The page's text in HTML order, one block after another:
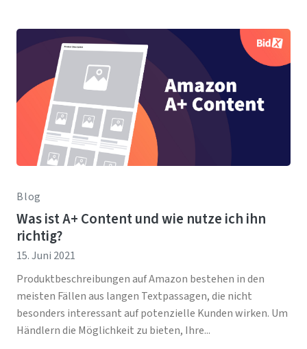
Blog
Was ist A+ Content und wie nutze ich ihn
richtig?
15. Juni 2021
Produktbeschreibungen auf Amazon bestehen in den
meisten Fällen aus langen Textpassagen, die nicht
besonders interessant auf potenzielle Kunden wirken. Um
Händlern die Möglichkeit zu bieten, Ihre...